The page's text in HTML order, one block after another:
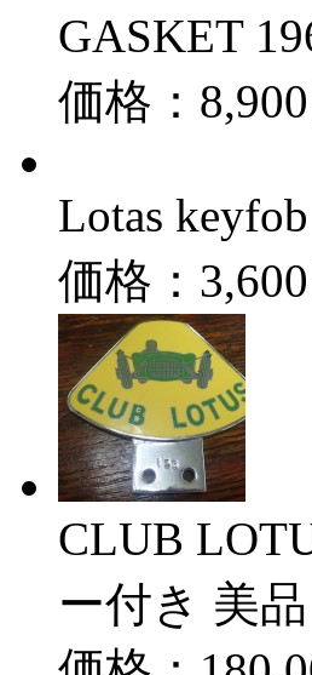
GASKET
価格：
Lotas
価格：
CLUB
ー付き 美品